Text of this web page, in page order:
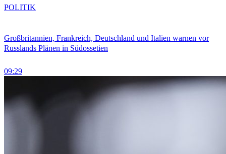
Großbritannien, Frankreich, Deutschland und Italien warnen vor
Russlands Plänen in Südossetien
09:29
POLITIK